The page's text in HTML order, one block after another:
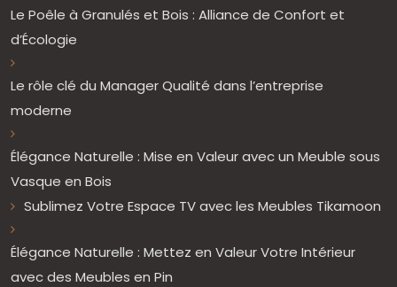
Le Poêle à Granulés et Bois : Alliance de Confort et
d’Écologie
Le rôle clé du Manager Qualité dans l’entreprise
moderne
Élégance Naturelle : Mise en Valeur avec un Meuble sous
Vasque en Bois
Sublimez Votre Espace TV avec les Meubles Tikamoon
Élégance Naturelle : Mettez en Valeur Votre Intérieur
avec des Meubles en Pin